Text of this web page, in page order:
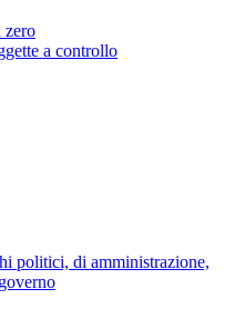
zero
a controllo
politici, di amministrazione,